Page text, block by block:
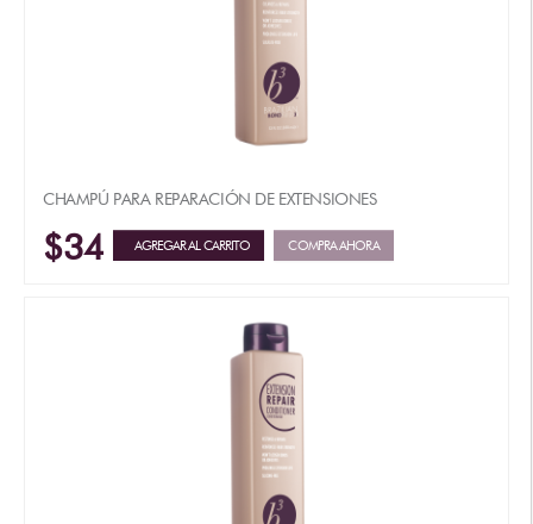
CHAMPÚ PARA REPARACIÓN DE EXTENSIONES
$34 AGREGAR AL CARRITO COMPRA AHORA